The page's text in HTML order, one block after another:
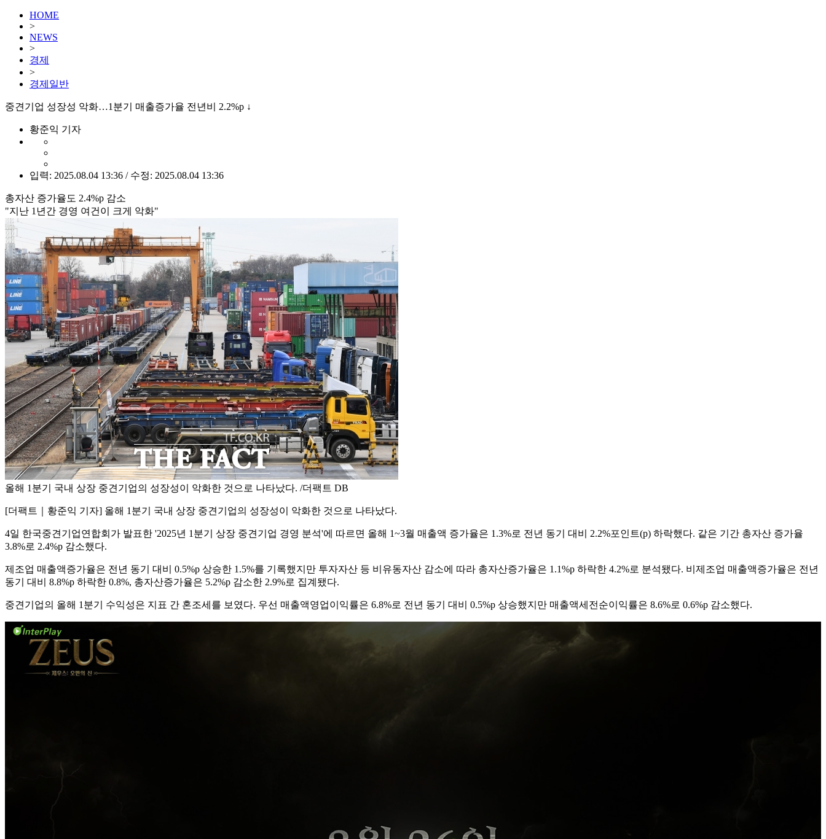
HOME
>
NEWS
>
경제
>
경제일반
중견기업 성장성 악화…1분기 매출증가율 전년비 2.2%p ↓
황준익 기자
입력: 2025.08.04 13:36 / 수정: 2025.08.04 13:36
총자산 증가율도 2.4%p 감소
"지난 1년간 경영 여건이 크게 악화"
올해 1분기 국내 상장 중견기업의 성장성이 악화한 것으로 나타났다. /더팩트 DB
[더팩트｜황준익 기자] 올해 1분기 국내 상장 중견기업의 성장성이 악화한 것으로 나타났다.
4일 한국중견기업연합회가 발표한 '2025년 1분기 상장 중견기업 경영 분석'에 따르면 올해 1~3월 매출액 증가율은 1.3%로 전년 동기 대비 2.2%포인트(p) 하락했다. 같은 기간 총자산 증가율
3.8%로 2.4%p 감소했다.
제조업 매출액증가율은 전년 동기 대비 0.5%p 상승한 1.5%를 기록했지만 투자자산 등 비유동자산 감소에 따라 총자산증가율은 1.1%p 하락한 4.2%로 분석됐다. 비제조업 매출액증가율은 전년
동기 대비 8.8%p 하락한 0.8%, 총자산증가율은 5.2%p 감소한 2.9%로 집계됐다.
중견기업의 올해 1분기 수익성은 지표 간 혼조세를 보였다. 우선 매출액영업이익률은 6.8%로 전년 동기 대비 0.5%p 상승했지만 매출액세전순이익률은 8.6%로 0.6%p 감소했다.